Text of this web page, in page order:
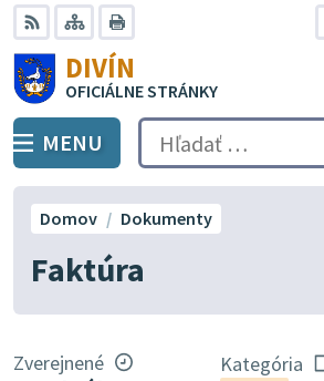
Preskočiť
na
obsah
RSS Mapa
DIVÍN
OFICIÁLNE STRÁNKY
PREPNÚŤ
MENU Hľadať:
Faktúra
Domov Dokumenty
Zverejnené Kategória